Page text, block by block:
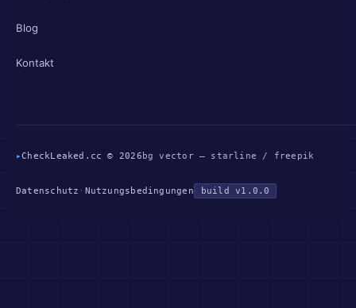
Blog
Kontakt
▸CheckLeaked.cc © 2026 bg vector — starline / freepik
Datenschutz · Nutzungsbedingungen build v1.0.0